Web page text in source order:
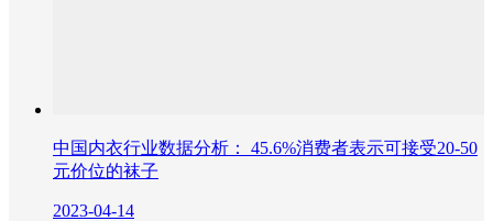
中国内衣行业数据分析： 45.6%消费者表示可接受20-50
元价位的袜子
2023-04-14